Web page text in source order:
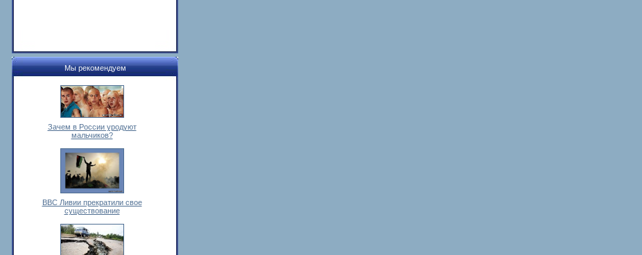
Мы рекомендуем
Зачем в России уродуют
мальчиков?
ВВС Ливии прекратили свое
существование